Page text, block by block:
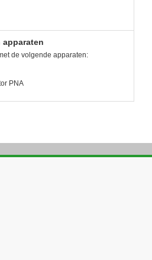
de volgende apparaten:
PNA